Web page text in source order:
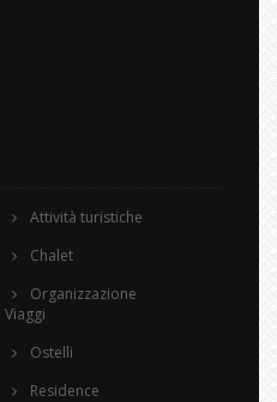
Attività turistiche
Chalet
Organizzazione
Viaggi
Ostelli
Residence